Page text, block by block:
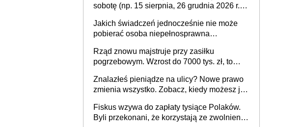
sobotę (np. 15 sierpnia, 26 grudnia 2026 r.) –
pracodawcy (sektor prywatny i administracja
publiczna), najczęstsze pytania
Jakich świadczeń jednocześnie nie może
pobierać osoba niepełnosprawna
Rząd znowu majstruje przy zasiłku
pogrzebowym. Wzrost do 7000 tys. zł, to
Znalazłeś pieniądze na ulicy? Nowe prawo
zmienia wszystko. Zobacz, kiedy możesz je
Fiskus wzywa do zapłaty tysiące Polaków.
Byli przekonani, że korzystają ze zwolnienia